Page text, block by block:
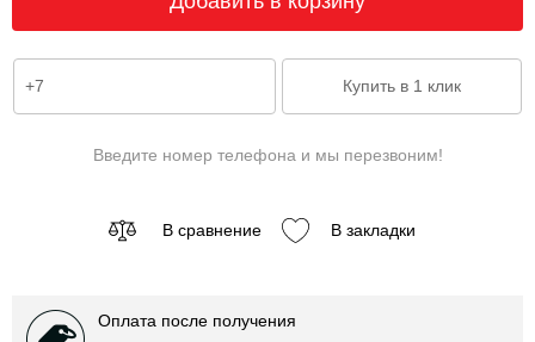
Введите номер телефона и мы перезвоним!
В сравнение В закладки
Оплата после получения